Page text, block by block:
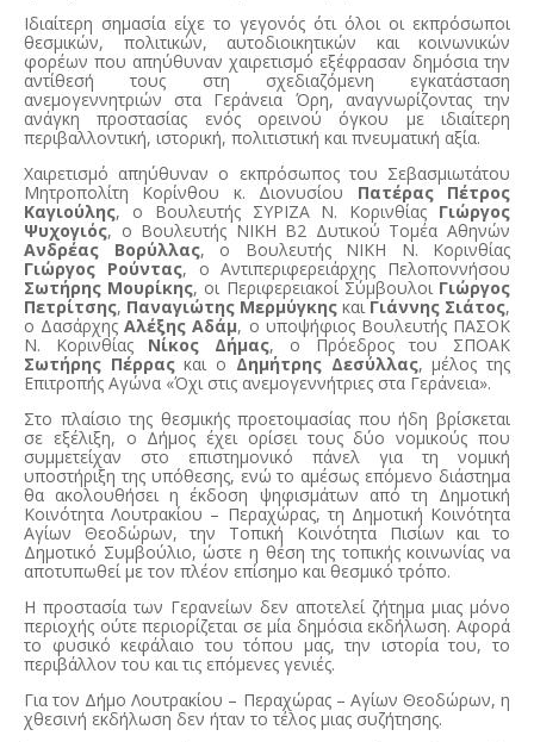
Ιδιαίτερη σημασία είχε το γεγονός ότι όλοι οι εκπρόσωποι
θεσμικών, πολιτικών, αυτοδιοικητικών και κοινωνικών
φορέων που απηύθυναν χαιρετισμό εξέφρασαν δημόσια την
αντίθεσή τους στη σχεδιαζόμενη εγκατάσταση
ανεμογεννητριών στα Γεράνεια Όρη, αναγνωρίζοντας την
ανάγκη προστασίας ενός ορεινού όγκου με ιδιαίτερη
περιβαλλοντική, ιστορική, πολιτιστική και πνευματική αξία.
Χαιρετισμό απηύθυναν ο εκπρόσωπος του Σεβασμιωτάτου
Μητροπολίτη Κορίνθου κ. Διονυσίου Πατέρας Πέτρος
Καγιούλης, ο Βουλευτής ΣΥΡΙΖΑ Ν. Κορινθίας Γιώργος
Ψυχογιός, ο Βουλευτής ΝΙΚΗ Β2 Δυτικού Τομέα Αθηνών
Ανδρέας Βορύλλας, ο Βουλευτής ΝΙΚΗ Ν. Κορινθίας
Γιώργος Ρούντας, ο Αντιπεριφερειάρχης Πελοποννήσου
Σωτήρης Μουρίκης, οι Περιφερειακοί Σύμβουλοι Γιώργος
Πετρίτσης, Παναγιώτης Μερμύγκης καιΓιάννης Σιάτος,
ο ΔασάρχηςΑλέξης Αδάμ, ο υποψήφιος Βουλευτής ΠΑΣΟΚ
Ν. Κορινθίας Νίκος Δήμας, ο Πρόεδρος του ΣΠΟΑΚ
Σωτήρης Πέρραςκαι ο Δημήτρης Δεσύλλας, μέλος της
Επιτροπής Αγώνα «Όχι στις ανεμογεννήτριες στα Γεράνεια».
Στο πλαίσιο της θεσμικής προετοιμασίας που ήδη βρίσκεται
σε εξέλιξη, ο Δήμος έχει ορίσει τους δύο νομικούς που
συμμετείχαν στο επιστημονικό πάνελ για τη νομική
υποστήριξη της υπόθεσης, ενώ το αμέσως επόμενο διάστημα
θα ακολουθήσει η έκδοση ψηφισμάτων από τη Δημοτική
Κοινότητα Λουτρακίου – Περαχώρας, τη Δημοτική Κοινότητα
Αγίων Θεοδώρων, την Τοπική Κοινότητα Πισίων και το
Δημοτικό Συμβούλιο, ώστε η θέση της τοπικής κοινωνίας να
αποτυπωθεί με τον πλέον επίσημο και θεσμικό τρόπο.
Η προστασία των Γερανείων δεν αποτελεί ζήτημα μιας μόνο
περιοχής ούτε περιορίζεται σε μία δημόσια εκδήλωση. Αφορά
το φυσικό κεφάλαιο του τόπου μας, την ιστορία του, το
περιβάλλον του και τις επόμενες γενιές.
Για τον Δήμο Λουτρακίου – Περαχώρας – Αγίων Θεοδώρων, η
χθεσινή εκδήλωση δεν ήταν το τέλος μιας συζήτησης.